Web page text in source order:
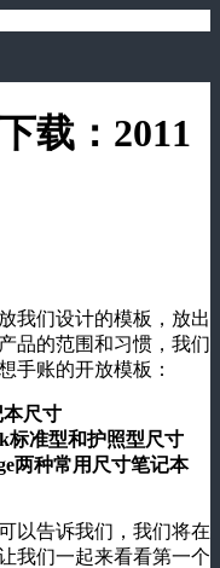
载：2011
我们设计的模板，放出
品的范围和习惯，我们
手账的开放模板：
本尺寸
标准型和护照型尺寸
两种常用尺寸笔记本
以告诉我们，我们将在
我们一起来看看第一个